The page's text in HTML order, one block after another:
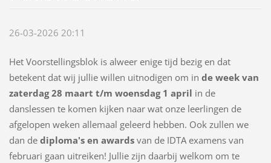
26-03-2026 20:11
Het Voorstellingsblok is alweer enige tijd bezig en dat
betekent dat wij jullie willen uitnodigen om in de week van
zaterdag 28 maart t/m woensdag 1 april in de
danslessen te komen kijken naar wat onze leerlingen de
afgelopen weken allemaal geleerd hebben. Ook zullen we
dan de diploma's en awardsvan de IDTA examens van
februari gaan uitreiken! Jullie zijn daarbij welkom om te